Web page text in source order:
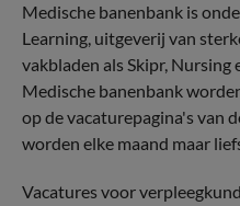
Medische banenbank is
Learning, uitgeverij van
vakbladen als Skipr, Nursing
Medische banenbank
op de vacaturepagina's van
worden elke maand maar
Vacatures voor